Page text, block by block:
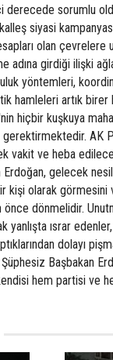
derecede sorumlu
siyasi
olan çevrelere
adına girdiği ilişki
yöntemleri,
hamleleri artık
hiçbir kuşkuya
AK
vakit ve heba
gelecek
kişi olarak görmesini
önce dönmelidir.
yanlışta ısrar
dolayı
Başbakan
hem partisi ve